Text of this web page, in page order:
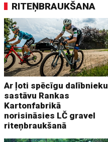
RITEŅBRAUKŠANA
Ar ļoti spēcīgu dalībnieku
sastāvu Rankas
Kartonfabrikā
norisināsies LČ gravel
riteņbraukšanā